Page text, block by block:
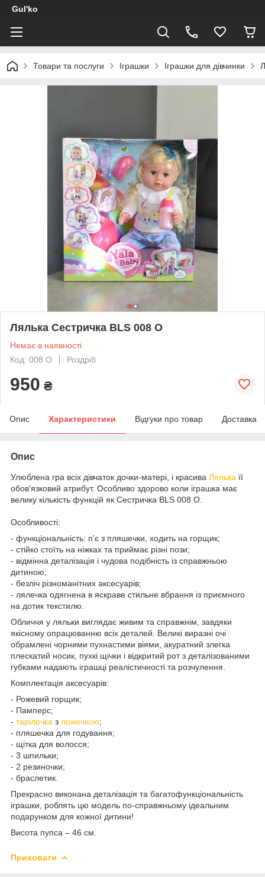
Gul'ko
Товари та послуги Іграшки Іграшки для дівчинки
Лялька Сестричка BLS 008 O
Немає в наявності
Код: 008 O
Роздріб
950 ₴
Опис Характеристики Відгуки про товар Доставка
Опис
Улюблена гра всіх дівчаток дочки-матері, і красива Лялька її
обов'язковий атрибут. Особливо здорово коли іграшка має
велику кількість функцій як Сестричка BLS 008 O.
Особливості:
- функціональність: п'є з пляшечки, ходить на горщик;
- стійко стоїть на ніжках та приймає різні пози;
- відмінна деталізація і чудова подібність із справжньою
дитиною;
- безліч різноманітних аксесуарів;
- лялечка одягнена в яскраве стильне вбрання із приємного
на дотик текстилю.
Обличчя у ляльки виглядає живим та справжнім, завдяки
якісному опрацюванню всіх деталей. Великі виразні очі
обрамлені чорними пухнастими віями, акуратний злегка
плескатий носик, пухкі щічки і відкритий рот з деталізованими
губками надають іграшці реалістичності та розчулення.
Комплектація аксесуарів:
- Рожевий горщик;
- Памперс;
- тарілочка з ложечкою;
- пляшечка для годування;
- щітка для волосся;
- 3 шпильки;
- 2 резиночки;
- браслетик.
Прекрасно виконана деталізація та багатофункціональність
іграшки, роблять цю модель по-справжньому ідеальним
подарунком для кожної дитини!
Висота пупса – 46 см.
Приховати